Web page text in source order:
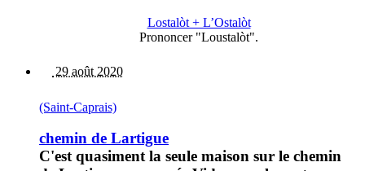
Lostalòt + L’Ostalòt
Prononcer "Loustalòt".
29 août 2020
(Saint-Caprais)
chemin de Lartigue
C'est quasiment la seule maison sur le chemin